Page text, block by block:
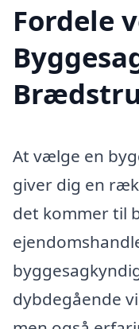
Fordele
At vælge en
giver dig en
det kommer til
dybdegående